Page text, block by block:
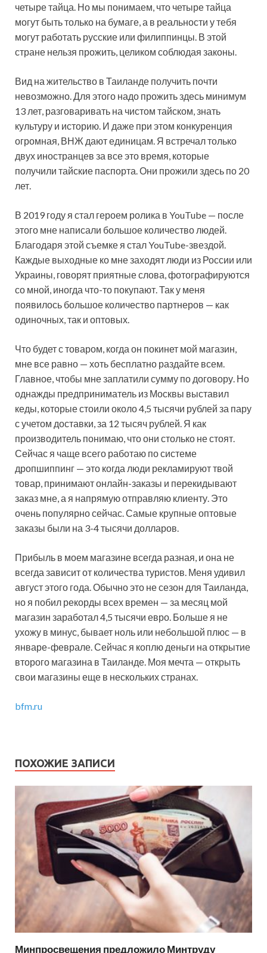
четыре тайца. Но мы понимаем, что четыре тайца
могут быть только на бумаге, а в реальности у тебя
могут работать русские или филиппинцы. В этой
стране нельзя прожить, целиком соблюдая законы.
Вид на жительство в Таиланде получить почти
невозможно. Для этого надо прожить здесь минимум
13 лет, разговаривать на чистом тайском, знать
культуру и историю. И даже при этом конкуренция
огромная, ВНЖ дают единицам. Я встречал только
двух иностранцев за все это время, которые
получили тайские паспорта. Они прожили здесь по 20
лет.
В 2019 году я стал героем ролика в YouTube — после
этого мне написали большое количество людей.
Благодаря этой съемке я стал YouTube-звездой.
Каждые выходные ко мне заходят люди из России или
Украины, говорят приятные слова, фотографируются
со мной, иногда что-то покупают. Так у меня
появилось большое количество партнеров — как
одиночных, так и оптовых.
Что будет с товаром, когда он покинет мой магазин,
мне все равно — хоть бесплатно раздайте всем.
Главное, чтобы мне заплатили сумму по договору. Но
однажды предприниматель из Москвы выставил
кеды, которые стоили около 4,5 тысячи рублей за пару
с учетом доставки, за 12 тысяч рублей. Я как
производитель понимаю, что они столько не стоят.
Сейчас я чаще всего работаю по системе
дропшиппинг — это когда люди рекламируют твой
товар, принимают онлайн-заказы и перекидывают
заказ мне, а я напрямую отправляю клиенту. Это
очень популярно сейчас. Самые крупные оптовые
заказы были на 3-4 тысячи долларов.
Прибыль в моем магазине всегда разная, и она не
всегда зависит от количества туристов. Меня удивил
август этого года. Обычно это не сезон для Таиланда,
но я побил рекорды всех времен — за месяц мой
магазин заработал 4,5 тысячи евро. Больше я не
ухожу в минус, бывает ноль или небольшой плюс — в
январе-феврале. Сейчас я коплю деньги на открытие
второго магазина в Таиланде. Моя мечта — открыть
свои магазины еще в нескольких странах.
bfm.ru
ПОХОЖИЕ ЗАПИСИ
Минпросвещения предложило Минтруду